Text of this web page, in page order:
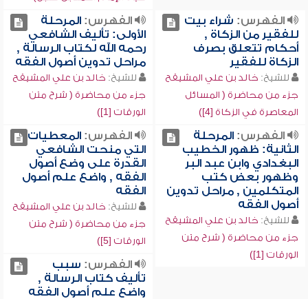
الفهرس: شراء بيت
للفقير من الزكاة ,
أحكام تتعلق بصرف
الزكاة للفقير
للشيخ: خالد بن علي المشيقح
جزء من محاضرة ( المسائل
المعاصرة في الزكاة [4])
الفهرس:المرحلة
الأولى: تأليف الشافعي
رحمه الله لكتاب الرسالة ,
مراحل تدوين أصول الفقه
للشيخ: خالد بن علي المشيقح
جزء من محاضرة ( شرح متن
الورقات [1])
الفهرس:المرحلة
الثانية: ظهور الخطيب
البغدادي وابن عبد البر
وظهور بعض كتب
المتكلمين , مراحل تدوين
أصول الفقه
للشيخ: خالد بن علي المشيقح
جزء من محاضرة ( شرح متن
الورقات [1])
الفهرس:المعطيات
التي منحت الشافعي
القدرة على وضع أصول
الفقه , واضع علم أصول
الفقه
للشيخ: خالد بن علي المشيقح
جزء من محاضرة ( شرح متن
الورقات [5])
الفهرس: سبب
تأليف كتاب الرسالة ,
واضع علم أصول الفقه